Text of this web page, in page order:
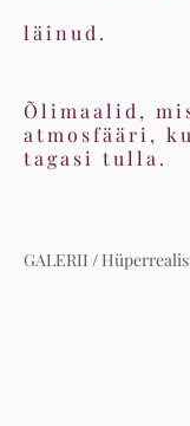
läinud.
Õlimaalid,
atmosfääri,
tagasi tulla.
GALERII /